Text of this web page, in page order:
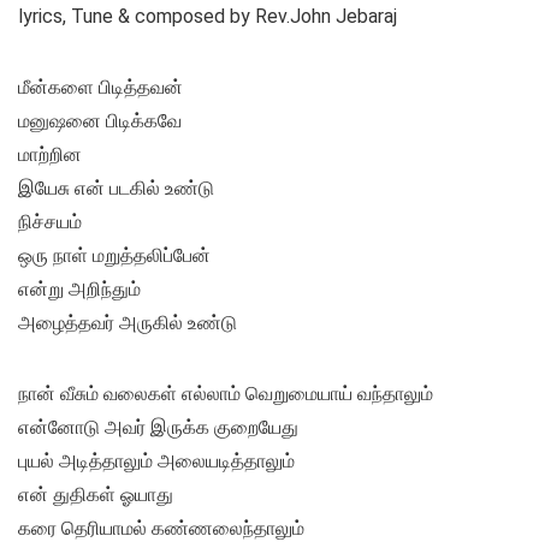
lyrics, Tune & composed by Rev.John Jebaraj
மீன்களை பிடித்தவன்
மனுஷனை பிடிக்கவே
மாற்றின
இயேசு என் படகில் உண்டு
நிச்சயம்
ஒரு நாள் மறுத்தலிப்பேன்
என்று அறிந்தும்
அழைத்தவர் அருகில் உண்டு
நான் வீசும் வலைகள் எல்லாம் வெறுமையாய் வந்தாலும்
என்னோடு அவர் இருக்க குறையேது
புயல் அடித்தாலும் அலையடித்தாலும்
என் துதிகள் ஓயாது
கரை தெரியாமல் கண்ணலைந்தாலும்